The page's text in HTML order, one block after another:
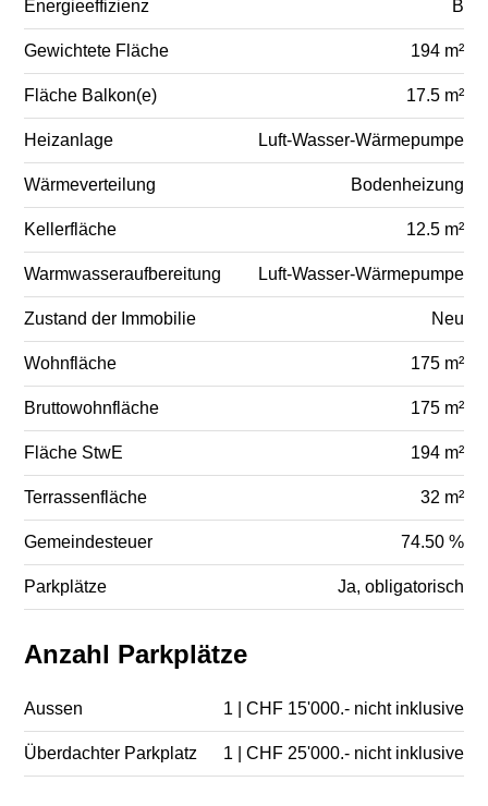
Energieeffizienz B
Gewichtete Fläche 194 m²
Fläche Balkon(e) 17.5 m²
Heizanlage Luft-Wasser-Wärmepumpe
Wärmeverteilung Bodenheizung
Kellerfläche 12.5 m²
Warmwasseraufbereitung Luft-Wasser-Wärmepumpe
Zustand der Immobilie Neu
Wohnfläche 175 m²
Bruttowohnfläche 175 m²
Fläche StwE 194 m²
Terrassenfläche 32 m²
Gemeindesteuer 74.50 %
Parkplätze Ja, obligatorisch
Anzahl Parkplätze
Aussen 1 | CHF 15'000.- nicht inklusive
Überdachter Parkplatz 1 | CHF 25'000.- nicht inklusive